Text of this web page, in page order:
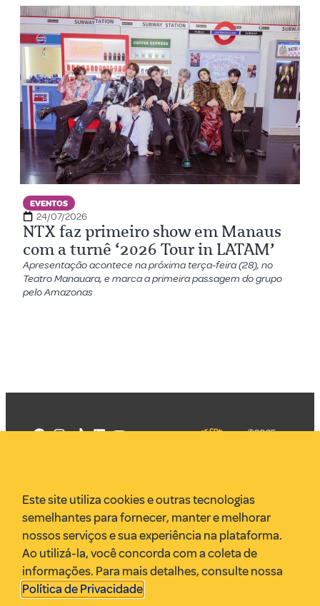
EVENTOS
24/07/2026
NTX faz primeiro show em Manaus
com a turnê ‘2026 Tour in LATAM’
Apresentação acontece na próxima terça-feira (28), no
Teatro Manauara, e marca a primeira passagem do grupo
pelo Amazonas
VR Assessoria
Parcerias
Envie uma pauta
Anuncie
©2025
Este site utiliza cookies e outras tecnologias
semelhantes para fornecer, manter e melhorar
nossos serviços e sua experiência na plataforma.
Ao utilizá-la, você concorda com a coleta de
informações. Para mais detalhes, consulte nossa
Política de Privacidade.